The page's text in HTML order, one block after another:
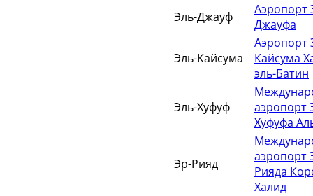
Эль-Джауф
Аэропорт
Джауфа
Эль-Кайсума
Аэропорт
Кайсума
эль-Батин
Эль-Хуфуф
аэропорт
Хуфуфа
Эр-Рияд
аэропорт
Рияда
Халид